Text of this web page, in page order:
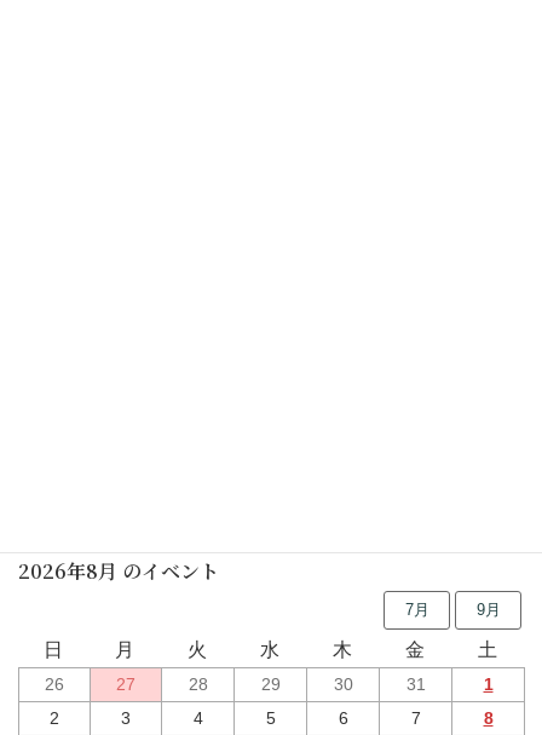
2026年8月 のイベント
7月 9月
日 月 火 水 木 金 土
26 27 28 29 30 31
1
2
3 4 5 6 7
8